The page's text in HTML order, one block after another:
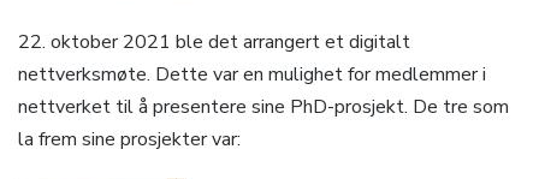
22. oktober 2021 ble det arrangert et digitalt
nettverksmøte. Dette var en mulighet for medlemmer i
nettverket til å presentere sine PhD-prosjekt. De tre som
la frem sine prosjekter var: